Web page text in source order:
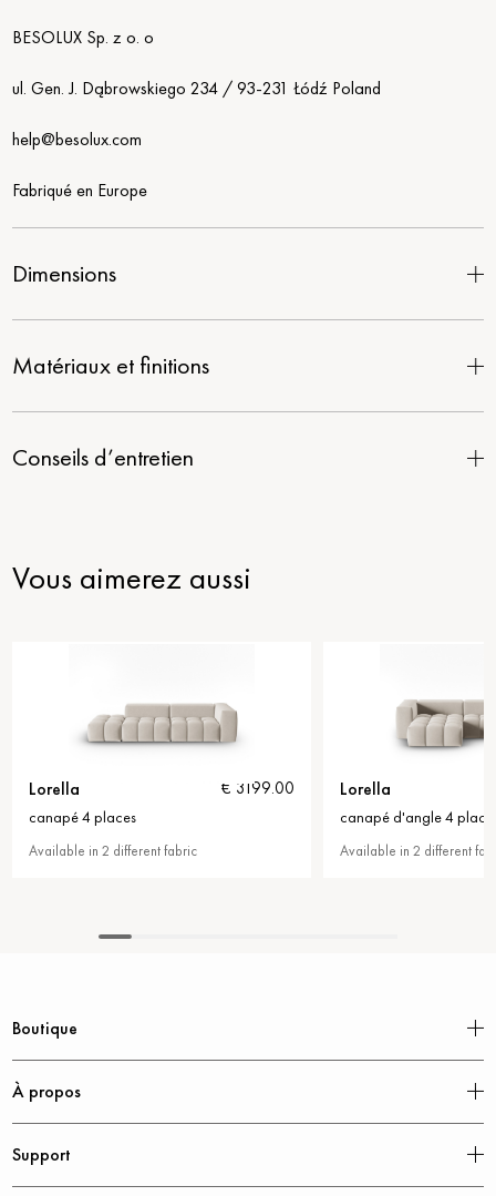
BESOLUX Sp. z o. o
ul. Gen. J. Dąbrowskiego 234 / 93-231 Łódź Poland
help@besolux.com
Fabriqué en Europe
Dimensions
Matériaux et finitions
Conseils d’entretien
Vous aimerez aussi
€ 3199.00 € 3799.00
Available in 2 different fabric
Boutique
À propos
Support